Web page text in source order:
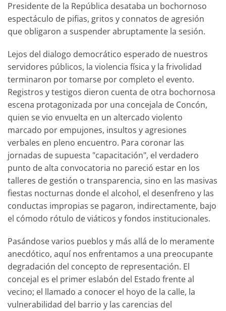
Presidente de la República desataba un bochornoso
espectáculo de pifias, gritos y connatos de agresión
que obligaron a suspender abruptamente la sesión.
Lejos del dialogo democrático esperado de nuestros
servidores públicos, la violencia física y la frivolidad
terminaron por tomarse por completo el evento.
Registros y testigos dieron cuenta de otra bochornosa
escena protagonizada por una concejala de Concón,
quien se vio envuelta en un altercado violento
marcado por empujones, insultos y agresiones
verbales en pleno encuentro. Para coronar las
jornadas de supuesta "capacitación", el verdadero
punto de alta convocatoria no pareció estar en los
talleres de gestión o transparencia, sino en las masivas
fiestas nocturnas donde el alcohol, el desenfreno y las
conductas impropias se pagaron, indirectamente, bajo
el cómodo rótulo de viáticos y fondos institucionales.
Pasándose varios pueblos y más allá de lo meramente
anecdótico, aquí nos enfrentamos a una preocupante
degradación del concepto de representación. El
concejal es el primer eslabón del Estado frente al
vecino; el llamado a conocer el hoyo de la calle, la
vulnerabilidad del barrio y las carencias del